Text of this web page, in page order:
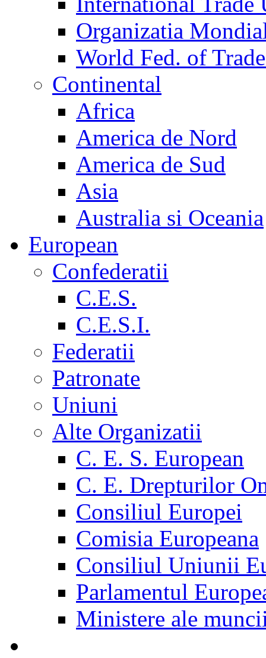
Organizatia
World Fed. of
Continental
Africa
America de Nord
America de Sud
Asia
Australia si Oceania
European
Confederatii
C.E.S.
C.E.S.I.
Federatii
Patronate
Uniuni
Alte Organizatii
C. E. S. European
C. E. Drepturilor
Consiliul Europei
Comisia Europeana
Consiliul Uniunii
Parlamentul
Ministere ale